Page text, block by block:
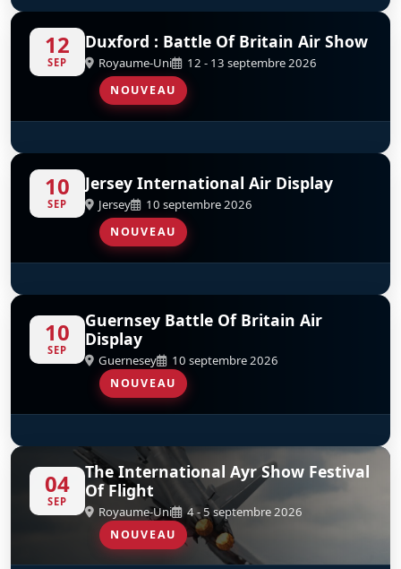
D
Red Arrows
12
SEP
Duxford : Battle Of Britain Air Show
Royaume-Uni 12 - 13 septembre 2026
NOUVEAU
D
Red Arrows
10
SEP
Jersey International Air Display
Jersey 10 septembre 2026
NOUVEAU
D
Red Arrows
10
SEP
Guernsey Battle Of Britain Air
Display
Guernesey 10 septembre 2026
NOUVEAU
D
Red Arrows
04
SEP
The International Ayr Show Festival
Of Flight
Royaume-Uni 4 - 5 septembre 2026
NOUVEAU